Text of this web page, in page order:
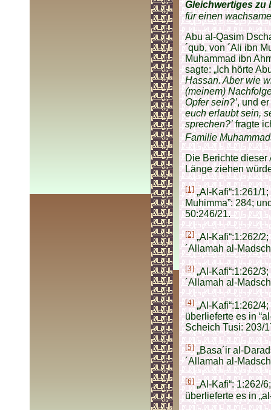
Gleichwertiges zu
für einen
Abu al-Qasim
´qub, von ´Ali ibn
Muhammad ibn
sagte: „Ich hörte
Hassan. Aber wie
(meinem)
Opfer sein?’, und
euch erlaubt sein,
sprechen?’fragte
Familie
Die Berichte dieser
Länge ziehen
[1]„Al-Kafi“:1:261/1;
Muhimma”: 284;
50:246/21.
[2]„Al-Kafi“:1:262/2;
´Allamah al-
[3]„Al-Kafi“:1:262/3;
´Allamah al-
[4]„Al-Kafi“:1:262/
überlieferte es in
Scheich Tusi: 203/
[5]„Basa´ir al-
´Allamah al-
[6]„Al-Kafi“: 1:262/
überlieferte es in